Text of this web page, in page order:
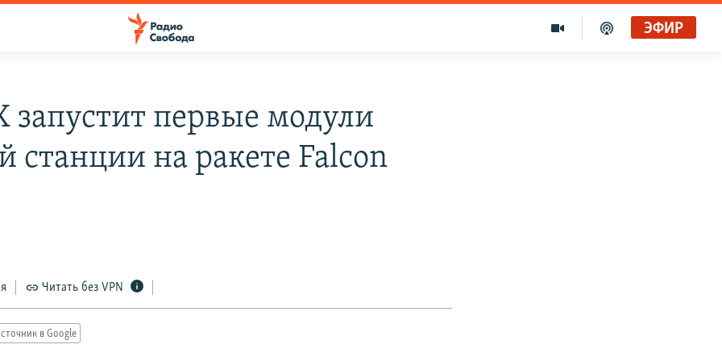
ЭФИР
запустит первые модули
станции на ракете Falcon
Читать без VPN
в Google